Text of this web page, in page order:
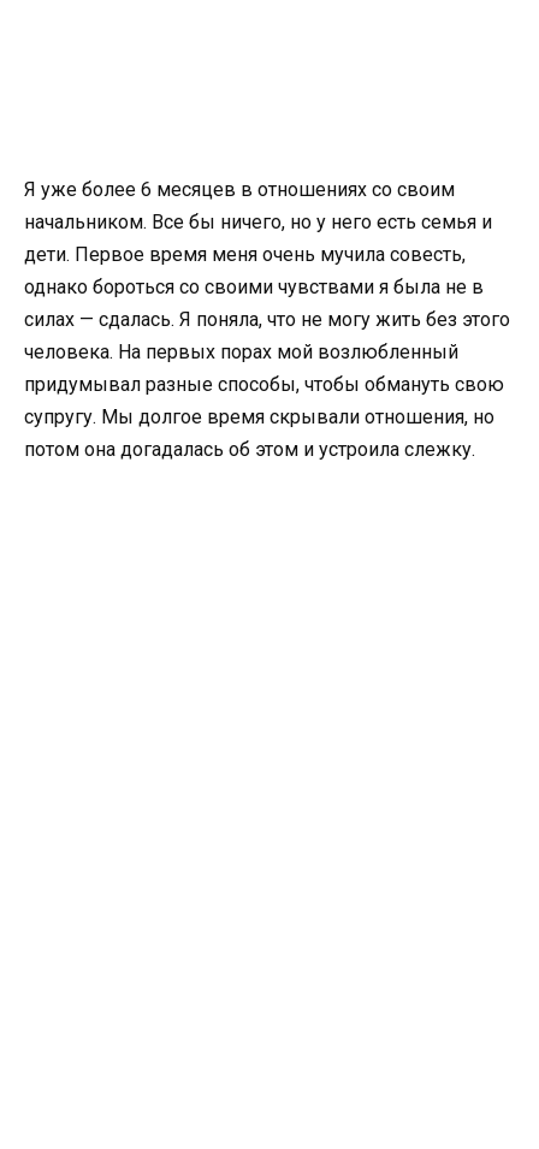
Я уже более 6 месяцев в отношениях со своим
начальником. Все бы ничего, но у него есть семья и
дети. Первое время меня очень мучила совесть,
однако бороться со своими чувствами я была не в
силах — сдалась. Я поняла, что не могу жить без этого
человека. На первых порах мой возлюбленный
придумывал разные способы, чтобы обмануть свою
супругу. Мы долгое время скрывали отношения, но
потом она догадалась об этом и устроила слежку.